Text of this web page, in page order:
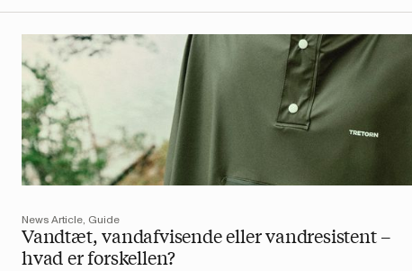
News Article, Guide
Vandtæt, vandafvisende eller vandresistent –
hvad er forskellen?